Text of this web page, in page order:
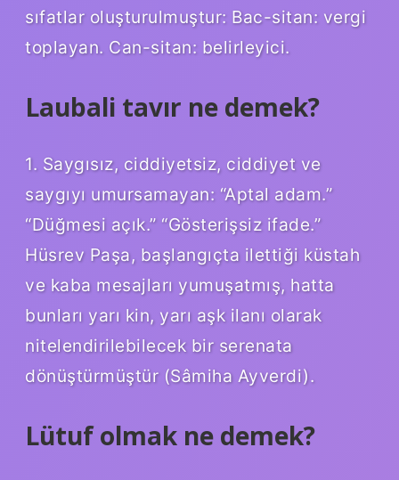
sıfatlar oluşturulmuştur: Bac-sitan: vergi
toplayan. Can-sitan: belirleyici.
Laubali tavır ne demek?
1. Saygısız, ciddiyetsiz, ciddiyet ve
saygıyı umursamayan: “Aptal adam.”
“Düğmesi açık.” “Gösterişsiz ifade.”
Hüsrev Paşa, başlangıçta ilettiği küstah
ve kaba mesajları yumuşatmış, hatta
bunları yarı kin, yarı aşk ilanı olarak
nitelendirilebilecek bir serenata
dönüştürmüştür (Sâmiha Ayverdi).
Lütuf olmak ne demek?